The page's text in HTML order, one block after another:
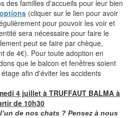
des familles d'accueils pour leur bien
(cliquer sur le lien pour avoir
pour pouvoir les voir et
sera nécessaire pour faire le
peut se faire par chèque,
de 4€). Pour toute adoption en
que le balcon et fenêtres soient
afin d'éviter les accidents
4 juillet à TRUFFAUT BALMA à
de 10h30
de nos chats ? Pensez à nous